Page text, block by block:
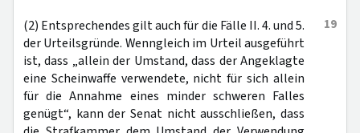
19
(2) Entsprechendes gilt auch für die Fälle II. 4. und 5.
der Urteilsgründe. Wenngleich im Urteil ausgeführt
ist, dass „allein der Umstand, dass der Angeklagte
eine Scheinwaffe verwendete, nicht für sich allein
für die Annahme eines minder schweren Falles
genügt“, kann der Senat nicht ausschließen, dass